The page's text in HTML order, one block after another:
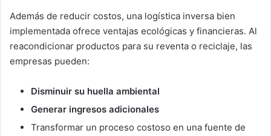
Además de reducir costos, una logística inversa bien
implementada ofrece ventajas ecológicas y financieras. Al
reacondicionar productos para su reventa o reciclaje, las
empresas pueden:
Disminuir su huella ambiental
Generar ingresos adicionales
Transformar un proceso costoso en una fuente de